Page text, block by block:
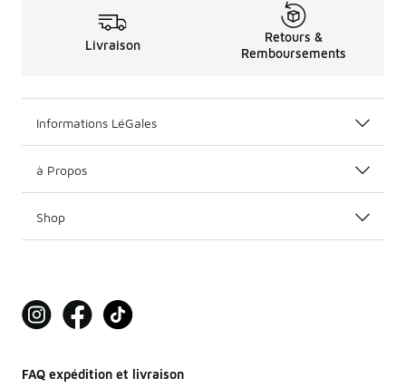
Livraison
Retours &
Remboursements
Informations LéGales
à Propos
Shop
FAQ expédition et livraison